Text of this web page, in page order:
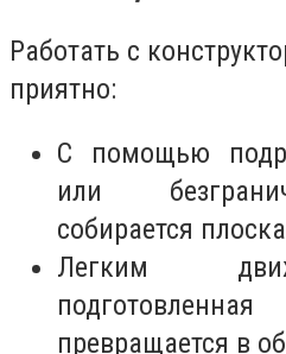
Работать с
приятно:
С помощью
или
собирается
Легким
превращается в